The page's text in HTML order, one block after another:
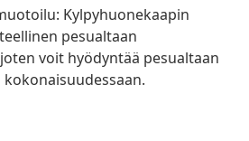
Kylpyhuonekaapin
pesualtaan
voit hyödyntää pesualtaan